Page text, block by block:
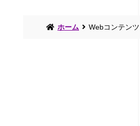
ホーム Webコンテンツ